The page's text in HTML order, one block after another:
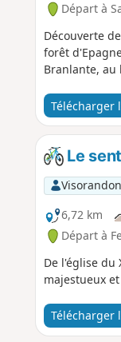
Départ à
Découverte
forêt
Branlante, au
Télécharger
Le
6,72 km
Départ à
De l'église du
majestueux
Télécharger